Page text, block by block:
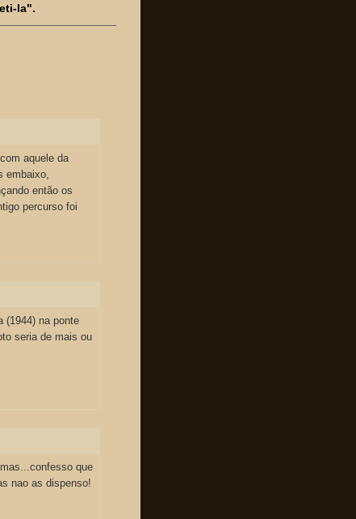
la".
aquele da
embaixo,
então os
percurso foi
(1944) na ponte
seria de mais ou
que
nao as dispenso!